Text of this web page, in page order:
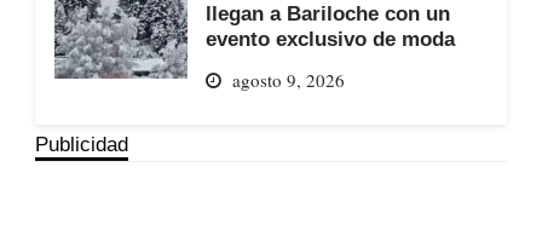
llegan a Bariloche con un
evento exclusivo de moda
agosto 9, 2026
Publicidad